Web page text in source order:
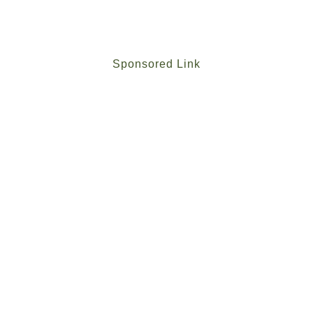
Sponsored Link